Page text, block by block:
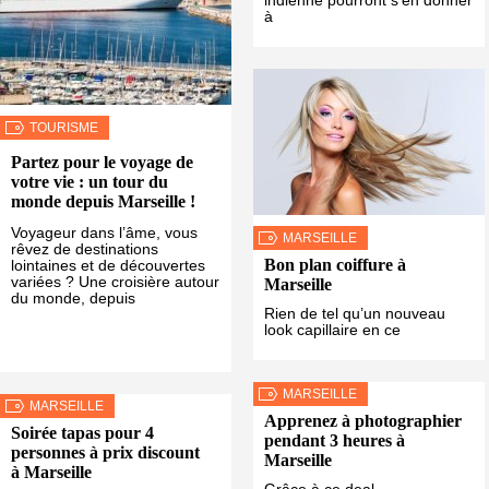
TOURISME
Partez pour le voyage de
votre vie : un tour du
monde depuis Marseille !
Voyageur dans l’âme, vous
rêvez de destinations
lointaines et de découvertes
variées ? Une croisière autour
du monde, depuis
à
MARSEILLE
Bon plan coiffure à
Marseille
Rien de tel qu’un nouveau
look capillaire en ce
MARSEILLE
Apprenez à photographier
pendant 3 heures à
Marseille
MARSEILLE
Soirée tapas pour 4
personnes à prix discount
à Marseille